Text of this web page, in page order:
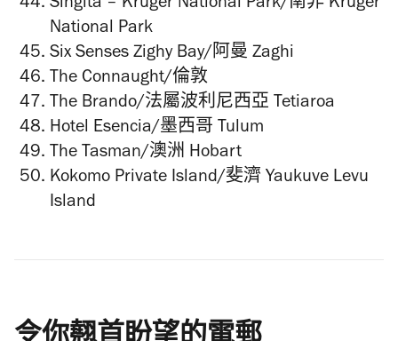
Singita – Kruger National Park/南非 Kruger
National Park
Six Senses Zighy Bay/阿曼 Zaghi
The Connaught/倫敦
The Brando/法屬波利尼西亞 Tetiaroa
Hotel Esencia/墨西哥 Tulum
The Tasman/澳洲 Hobart
Kokomo Private Island/斐濟 Yaukuve Levu
Island
令你翹首盼望的電郵